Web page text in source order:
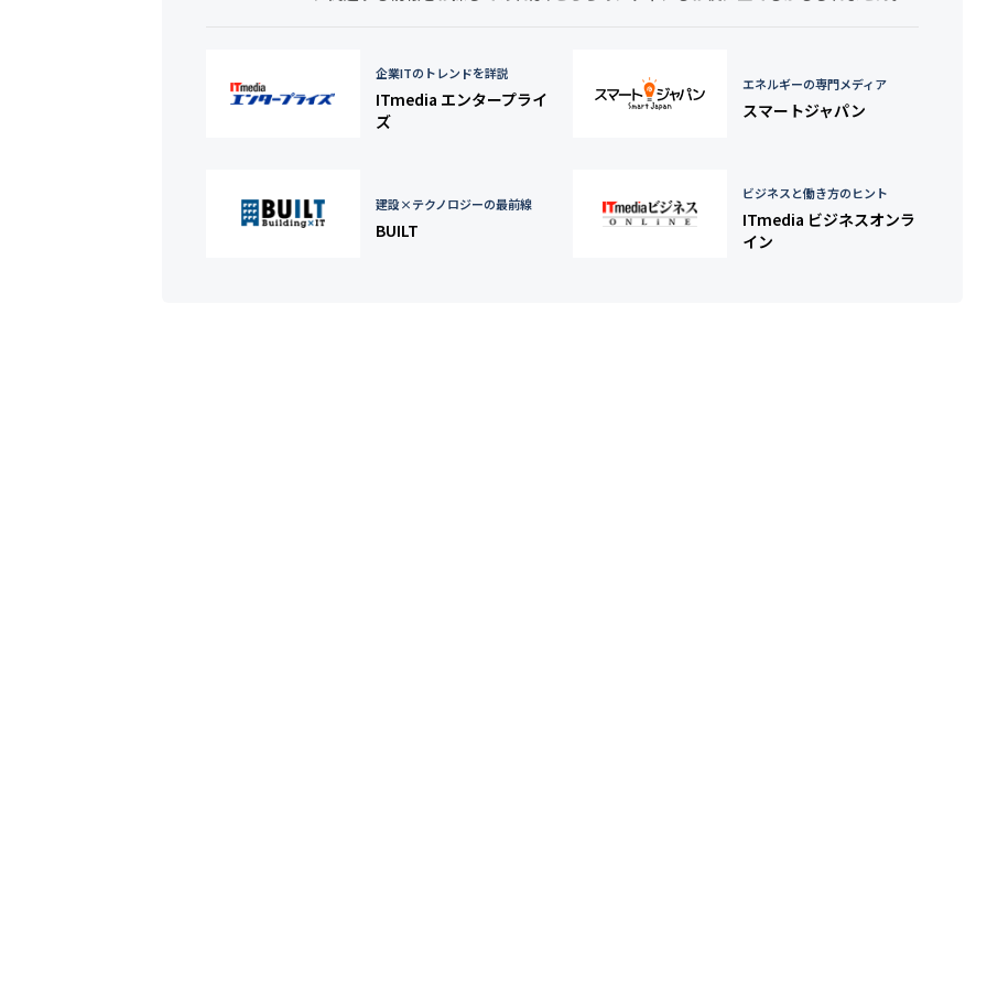
企業ITのトレンドを詳説
ITmedia エンタープライ
ズ
エネルギーの専門メディア
スマートジャパン
建設×テクノロジーの最前線
BUILT
ビジネスと働き方のヒント
ITmedia ビジネスオンラ
イン